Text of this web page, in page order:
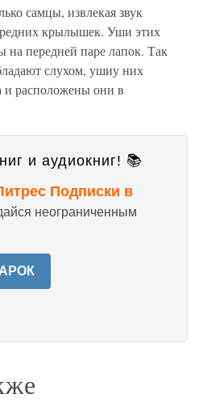
самцы, извлекая звук
крылышек. Уши этих
на передней паре лапок. Так
слухом, ушиу них
и расположены они в
и аудиокниг! 📚
Подписки в
неограниченным